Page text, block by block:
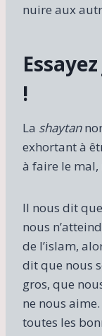
nuire aux
!
La shaytan
exhortant à
à faire le mal,
Il nous dit
nous
de l’islam,
dit que nous
gros, que
ne nous
toutes les